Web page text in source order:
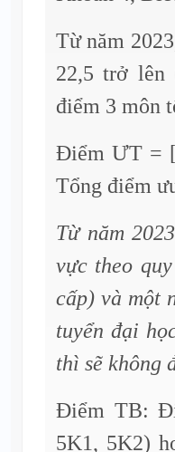
Từ năm
22,5 trở lên
điểm 3 môn
Điểm ƯT =
Tổng điểm
Từ năm
vực theo
cấp) và một
tuyển đại
thì sẽ không
Điểm TB:
5K1, 5K2)